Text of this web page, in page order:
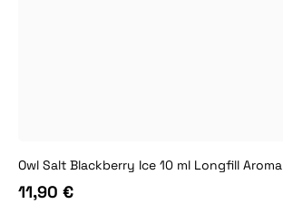
Owl Salt Blackberry Ice 10 ml Longfill Aroma
11,90 €